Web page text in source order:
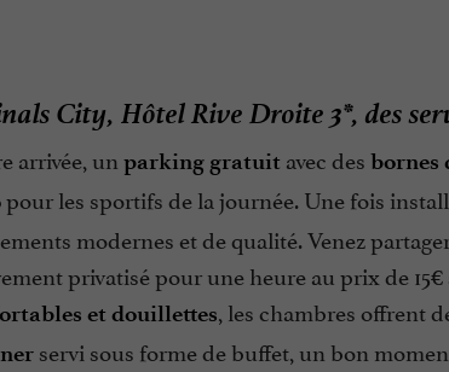
City, Hôtel Rive Droite 3*, des
arrivée, un parking gratuit avec des bornes
pour les sportifs de la journée. Une fois
modernes et de qualité. Venez
privatisé pour une heure au prix de
et douillettes, les chambres offrent
servi sous forme de buffet, un bon